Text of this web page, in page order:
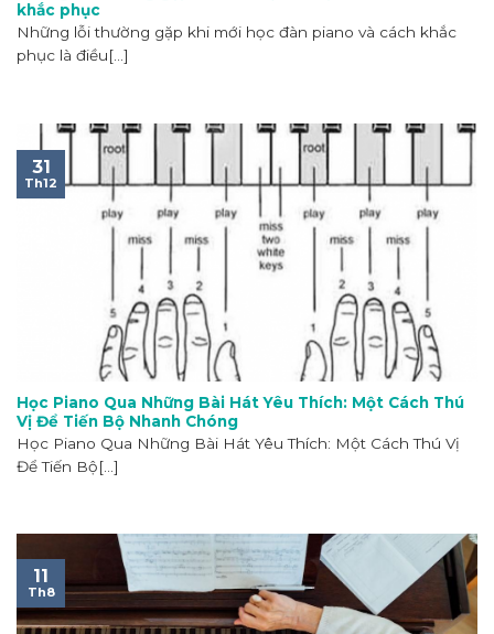
khắc phục
Những lỗi thường gặp khi mới học đàn piano và cách khắc
phục là điều[...]
Học Piano Qua Những Bài Hát Yêu Thích: Một Cách Thú
Vị Để Tiến Bộ Nhanh Chóng
Học Piano Qua Những Bài Hát Yêu Thích: Một Cách Thú Vị
Để Tiến Bộ[...]
31
Th12
11
Th8